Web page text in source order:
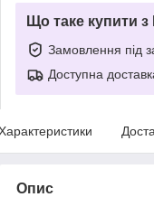
Що таке купити
Замовлення під
Доступна
Опис